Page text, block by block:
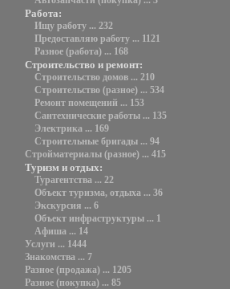
Работа:
Ищу работу ... 232
Предоставляю работу ... 1121
Разное (работа) ... 168
Строительство и ремонт:
Строительство домов ... 210
Строительство (разное) ... 534
Ремонт помещений ... 153
Сантехнические работы ... 135
Электрика ... 169
Строительные бригады ... 94
Стройматериалы (разное) ... 415
Туризм и отдых:
Турагентства ... 22
Объект туризма, отдыха ... 36
Экскурсия ... 6
Объект инфраструктуры ... 1
Афиша ... 14
Услуги ... 1444
Знакомства ... 7
Разное (продажа) ... 1205
Разное (покупка) ... 85